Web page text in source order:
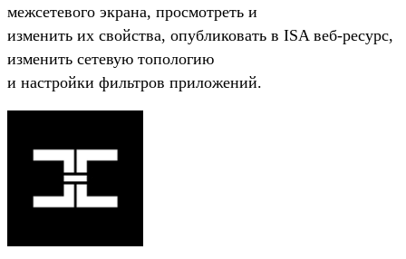
межсетевого экрана, просмотреть и
изменить их свойства, опубликовать в ISA веб-ресурс,
изменить сетевую топологию
и настройки фильтров приложений.